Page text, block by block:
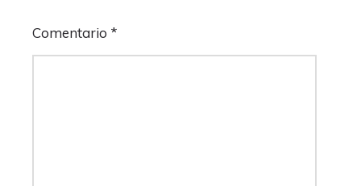
Comentario *